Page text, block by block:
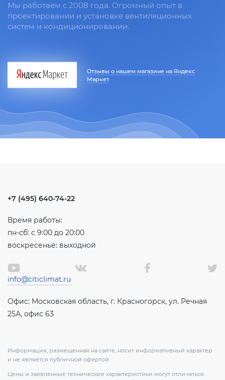
Мы работаем с 2008 года. Огромный опыт в
проектировании и установке вентиляционных
систем и кондиционировании.
Отзывы о нашем магазине на Яндекс
Маркет
+7 (495) 640-74-22
Время работы:
пн-сб: с 9:00 до 20:00
воскресенье: выходной
info@citiclimat.ru
Офис: Московская область, г. Красногорск, ул. Речная
25А, офис 63
Информация, размещенная на сайте, носит информативный характер
и не является публичной офертой.
Цены и заявленные технические характеристики могут отличаться.